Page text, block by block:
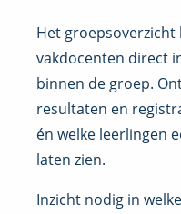
Het
vakdocenten direct
binnen de groep.
resultaten en
én welke leerlingen
laten zien.
Inzicht nodig in